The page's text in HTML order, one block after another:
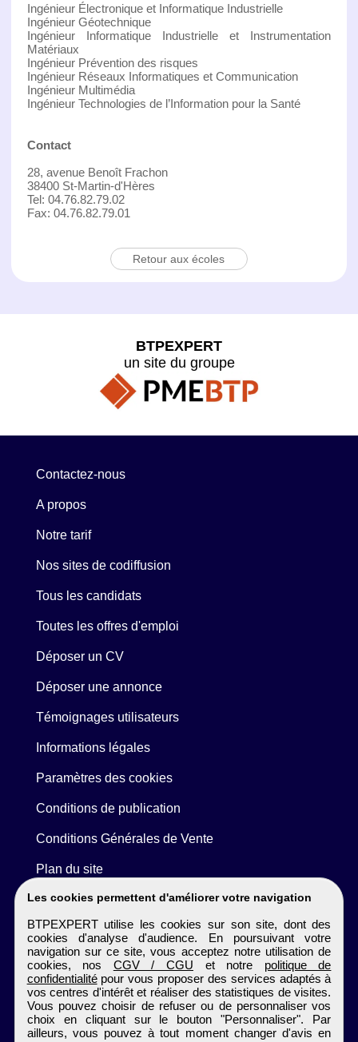
Ingénieur Électronique et Informatique Industrielle
Ingénieur Géotechnique
Ingénieur Informatique Industrielle et Instrumentation
Matériaux
Ingénieur Prévention des risques
Ingénieur Réseaux Informatiques et Communication
Ingénieur Multimédia
Ingénieur Technologies de l’Information pour la Santé
Contact
28, avenue Benoît Frachon
38400 St-Martin-d'Hères
Tel: 04.76.82.79.02
Fax: 04.76.82.79.01
Retour aux écoles
Les cookies permettent d'améliorer votre navigation
BTPEXPERT utilise les cookies sur son site, dont des
cookies d'analyse d'audience. En poursuivant votre
navigation sur ce site, vous acceptez notre utilisation de
cookies, nos CGV / CGU et notre politique de
confidentialitépour vous proposer des services adaptés à
vos centres d'intérêt et réaliser des statistiques de visites.
Vous pouvez choisir de refuser ou de personnaliser vos
choix en cliquant sur le bouton "Personnaliser". Par
ailleurs, vous pouvez à tout moment changer d'avis en
BTPEXPERT
un site du groupe
Contactez-nous
A propos
Notre tarif
Nos sites de codiffusion
Tous les candidats
Toutes les offres d'emploi
Déposer un CV
Déposer une annonce
Témoignages utilisateurs
Informations légales
Paramètres des cookies
Conditions de publication
Conditions Générales de Vente
Plan du site